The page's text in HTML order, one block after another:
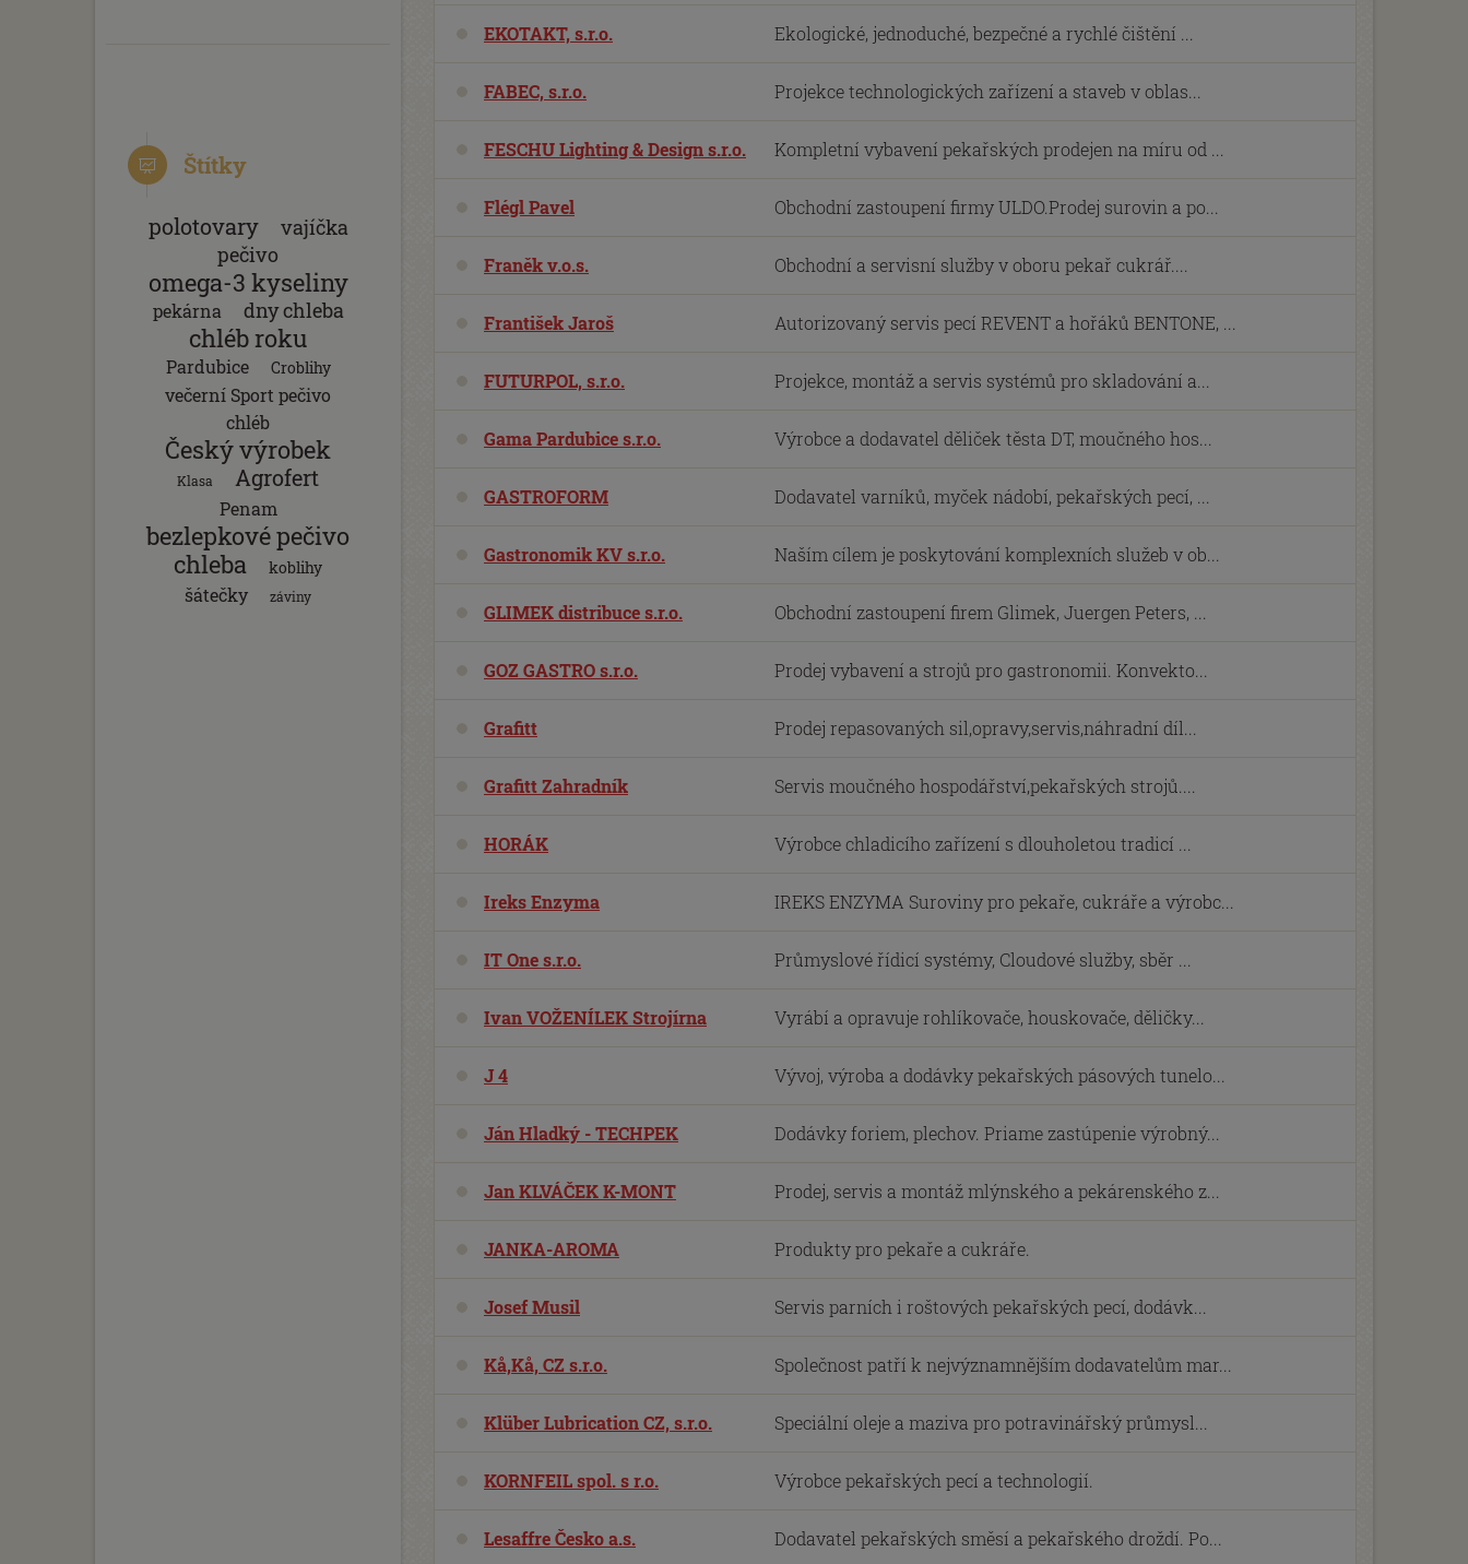
Štítky
polotovary
vajíčka
pečivo
omega-3 kyseliny
pekárna dny chleba
chléb roku
Pardubice Croblihy
večerní Sport pečivo
chléb
Český výrobek
Klasa Agrofert
Penam
bezlepkové pečivo
chleba
koblihy
šátečky záviny
EKOTAKT, s.r.o. Ekologické, jednoduché, bezpečné a rychlé čištění ...
FABEC, s.r.o. Projekce technologických zařízení a staveb v oblas...
FESCHU Lighting & Design s.r.o. Kompletní vybavení pekařských prodejen na míru od ...
Flégl Pavel Obchodní zastoupení firmy ULDO.Prodej surovin a po...
Franěk v.o.s. Obchodní a servisní služby v oboru pekař cukrář....
František Jaroš Autorizovaný servis pecí REVENT a hořáků BENTONE, ...
FUTURPOL, s.r.o. Projekce, montáž a servis systémů pro skladování a...
Gama Pardubice s.r.o. Výrobce a dodavatel děliček těsta DT, moučného hos...
GASTROFORM Dodavatel varníků, myček nádobí, pekařských pecí, ...
Gastronomik KV s.r.o. Naším cílem je poskytování komplexních služeb v ob...
GLIMEK distribuce s.r.o. Obchodní zastoupení firem Glimek, Juergen Peters, ...
GOZ GASTRO s.r.o. Prodej vybavení a strojů pro gastronomii. Konvekto...
Grafitt Prodej repasovaných sil,opravy,servis,náhradní díl...
Grafitt Zahradník Servis moučného hospodářství,pekařských strojů....
HORÁK Výrobce chladicího zařízení s dlouholetou tradicí ...
Ireks Enzyma IREKS ENZYMA Suroviny pro pekaře, cukráře a výrobc...
IT One s.r.o. Průmyslové řídicí systémy, Cloudové služby, sběr ...
Ivan VOŽENÍLEK Strojírna Vyrábí a opravuje rohlíkovače, houskovače, děličky...
J 4 Vývoj, výroba a dodávky pekařských pásových tunelo...
Ján Hladký - TECHPEK Dodávky foriem, plechov. Priame zastúpenie výrobný...
Jan KLVÁČEK K-MONT Prodej, servis a montáž mlýnského a pekárenského z...
JANKA-AROMA Produkty pro pekaře a cukráře.
Josef Musil Servis parních i roštových pekařských pecí, dodávk...
Kå,Kå, CZ s.r.o. Společnost patří k nejvýznamnějším dodavatelům mar...
Klüber Lubrication CZ, s.r.o. Speciální oleje a maziva pro potravinářský průmysl...
KORNFEIL spol. s r.o. Výrobce pekařských pecí a technologií.
Lesaffre Česko a.s. Dodavatel pekařských směsí a pekařského droždí. Po...